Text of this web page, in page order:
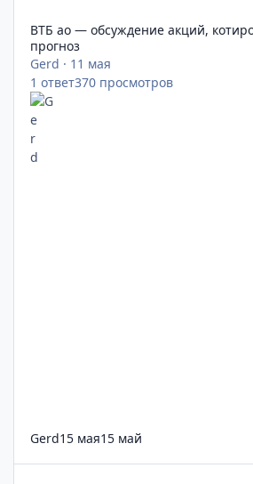
ВТБ ао — обсуждение акций,
прогноз
Gerd · 11 мая
1 ответ370 просмотров
Gerd15 мая15 май